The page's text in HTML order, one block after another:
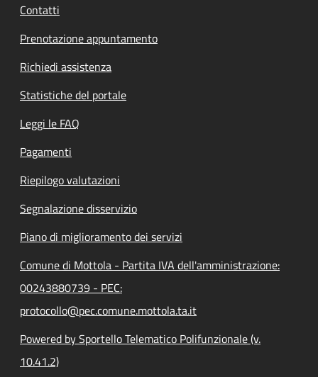
Contatti
Prenotazione appuntamento
Richiedi assistenza
Statistiche del portale
Leggi le FAQ
Pagamenti
Riepilogo valutazioni
Segnalazione disservizio
Piano di miglioramento dei servizi
Comune di Mottola - Partita IVA dell'amministrazione:
00243880739 - PEC:
protocollo@pec.comune.mottola.ta.it
Powered by Sportello Telematico Polifunzionale (v.
10.41.2)